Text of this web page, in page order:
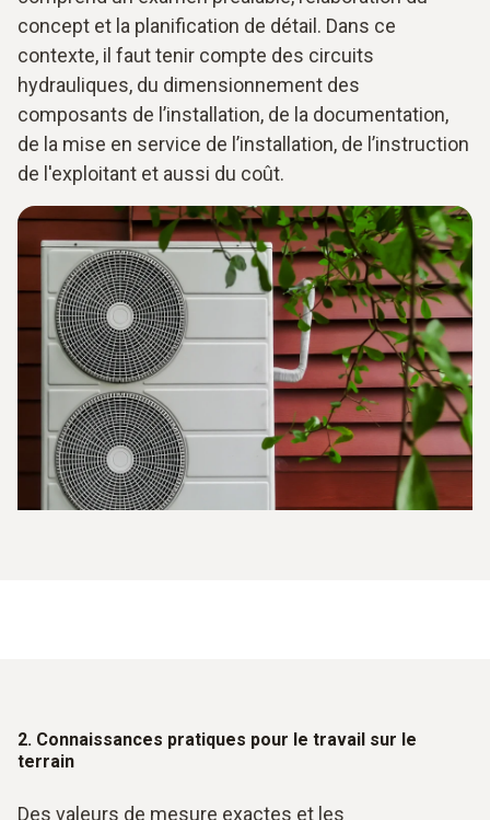
concept et la planification de détail. Dans ce
contexte, il faut tenir compte des circuits
hydrauliques, du dimensionnement des
composants de l’installation, de la documentation,
de la mise en service de l’installation, de l’instruction
de l'exploitant et aussi du coût.
2. Connaissances pratiques pour le travail sur le
terrain
Des valeurs de mesure exactes et les